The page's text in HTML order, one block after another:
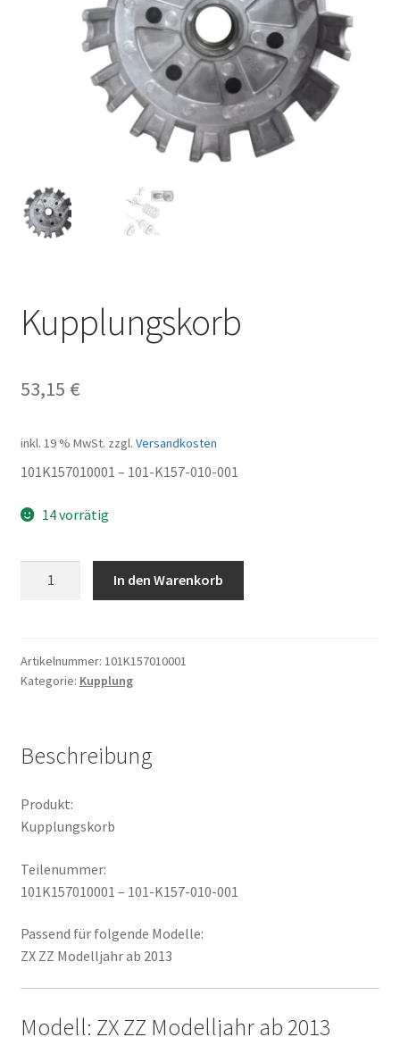
Kupplungskorb
53,15 €
inkl. 19 % MwSt. zzgl. Versandkosten
101K157010001 – 101-K157-010-001
14 vorrätig
In den Warenkorb
Artikelnummer: 101K157010001
Kategorie: Kupplung
Beschreibung
Produkt:
Kupplungskorb
Teilenummer:
101K157010001 – 101-K157-010-001
Passend für folgende Modelle:
ZX ZZ Modelljahr ab 2013
Modell: ZX ZZ Modelljahr ab 2013